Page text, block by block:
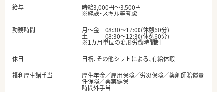
給与
時給3,000円～3,500円
※経験・スキル等考慮
勤務時間
月～金 08:30～17:00(休憩60分)
土 08:30～12:30(休憩60分)
※1カ月単位の変形労働時間制
休日
日祝、その他シフトによる、有給休暇
福利厚生諸手当
厚生年金／雇用保険／労災保険／薬剤師賠償責
任保険／薬業健保
時間外手当